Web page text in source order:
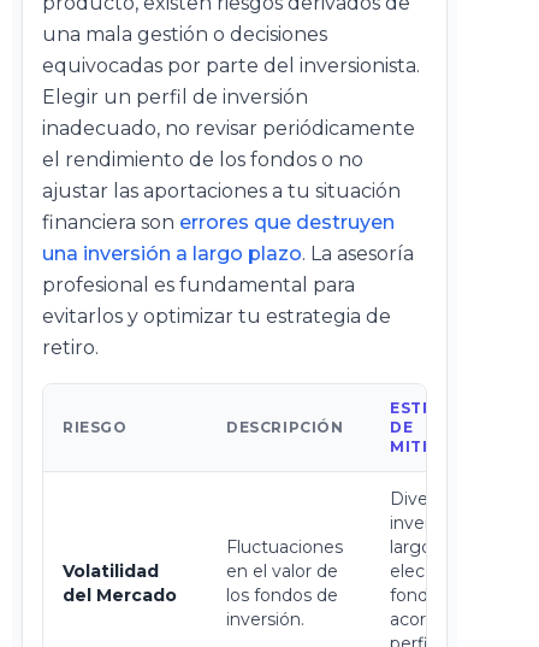
una mala gestión o decisiones
equivocadas por parte del inversionista.
Elegir un perfil de inversión
inadecuado, no revisar periódicamente
el rendimiento de los fondos o no
ajustar las aportaciones a tu situación
financiera son errores que destruyen
una inversión a largo plazo. La asesoría
profesional es fundamental para
evitarlos y optimizar tu estrategia de
retiro.
RIESGO DESCRIPCIÓN
ESTRATEGIA
DE
MITIGACIÓN
Volatilidad
del Mercado
Fluctuaciones
en el valor de
los fondos de
inversión.
Diversificación,
inversión a
largo plazo,
elección de
fondos
acordes a tu